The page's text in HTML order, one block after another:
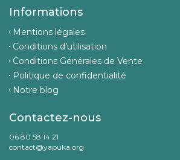
Informations
Mentions légales
Conditions d’utilisation
Conditions Générales de Vente
Politique de confidentialité
Notre blog
Contactez-nous
06 80 58 14 21
contact@yapuka.org